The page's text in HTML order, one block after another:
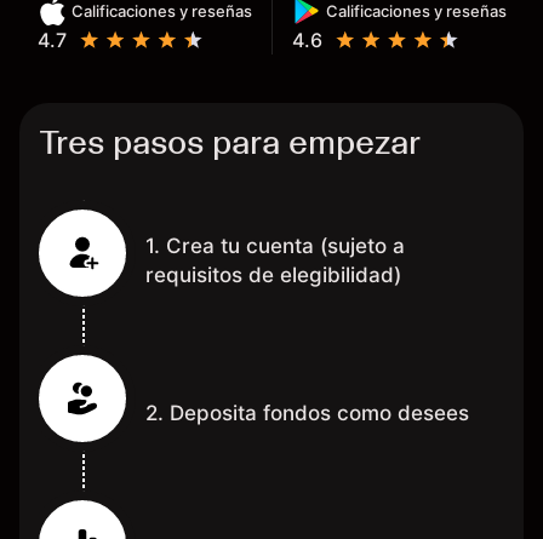
Mientras más activo seas, más
dinero te reembolsa. Muchas
Calificaciones y reseñas
4.7
Calificaciones y reseñas
4.6
Tres pasos para empezar
1. Crea tu cuenta (sujeto a
requisitos de elegibilidad)
2. Deposita fondos como desees